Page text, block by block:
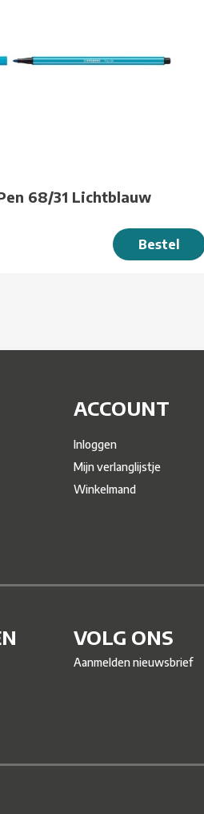
68/31 Lichtblauw
Bestel
ACCOUNT
Inloggen
Mijn verlanglijstje
Winkelmand
VOLG ONS
Aanmelden nieuwsbrief